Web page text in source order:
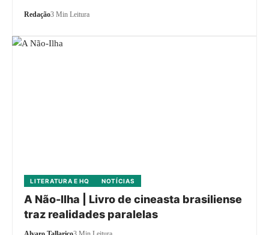
Redação3 Min Leitura
LITERATURA E HQ NOTÍCIAS
A Não-Ilha | Livro de cineasta brasiliense
traz realidades paralelas